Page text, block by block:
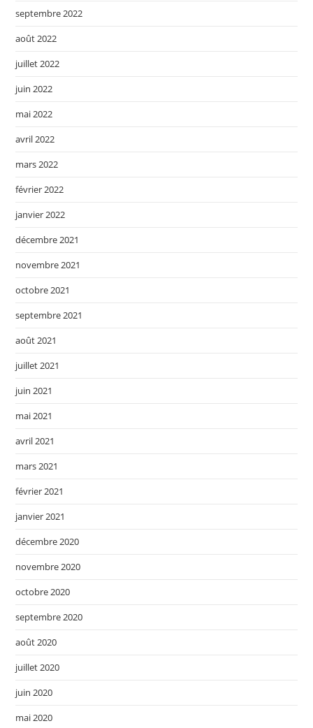
septembre 2022
août 2022
juillet 2022
juin 2022
mai 2022
avril 2022
mars 2022
février 2022
janvier 2022
décembre 2021
novembre 2021
octobre 2021
septembre 2021
août 2021
juillet 2021
juin 2021
mai 2021
avril 2021
mars 2021
février 2021
janvier 2021
décembre 2020
novembre 2020
octobre 2020
septembre 2020
août 2020
juillet 2020
juin 2020
mai 2020